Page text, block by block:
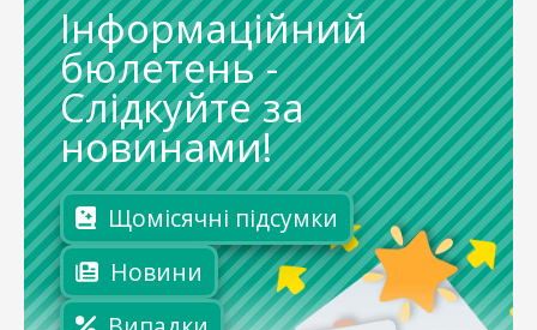
Інформаційний
бюлетень -
Слідкуйте за
новинами!
Щомісячні підсумки
Новини